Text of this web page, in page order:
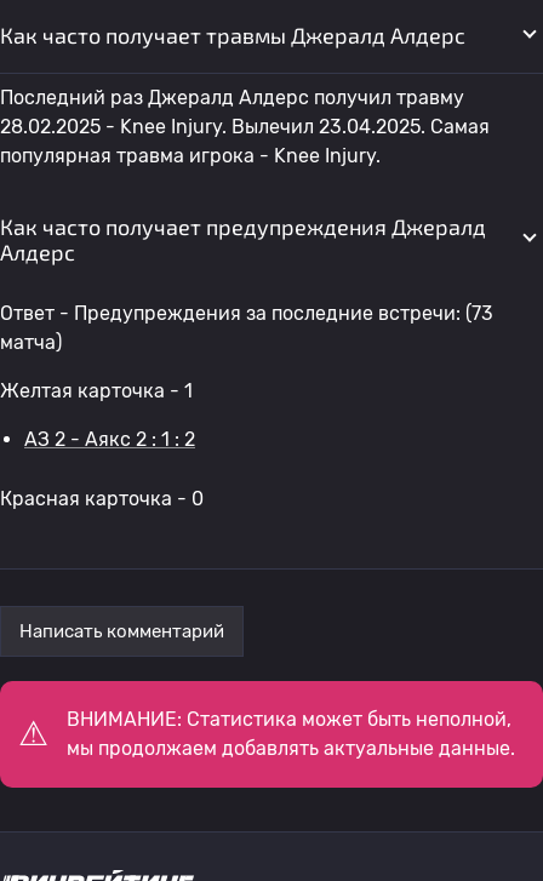
Как часто получает травмы Джералд Алдерс
Последний раз Джералд Алдерс получил травму
28.02.2025 - Knee Injury. Вылечил 23.04.2025. Самая
популярная травма игрока - Knee Injury.
Как часто получает предупреждения Джералд
Алдерс
Ответ - Предупреждения за последние встречи: (73
матча)
Желтая карточка - 1
АЗ 2 - Аякс 2 : 1 : 2
Красная карточка - 0
Написать комментарий
ВНИМАНИЕ: Статистика может быть неполной,
мы продолжаем добавлять актуальные данные.